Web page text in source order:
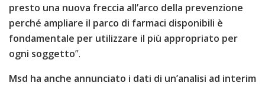
presto una nuova freccia all’arco della prevenzione
perché ampliare il parco di farmaci disponibili è
fondamentale per utilizzare il più appropriato per
ogni soggetto”.
Msd ha anche annunciato i dati di un’analisi ad interim